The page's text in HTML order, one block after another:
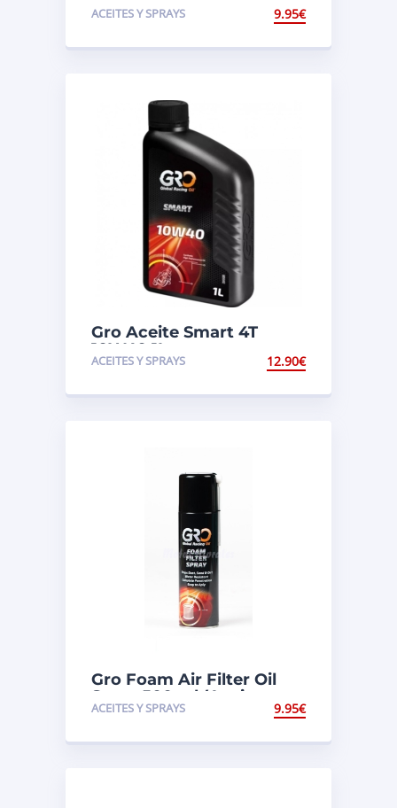
ACEITES Y SPRAYS 9.95€
Gro Aceite Smart 4T
10W40 1L.
ACEITES Y SPRAYS 12.90€
Gro Foam Air Filter Oil
Spray 500 ml (Aceite para
Filtros de aire)
ACEITES Y SPRAYS 9.95€